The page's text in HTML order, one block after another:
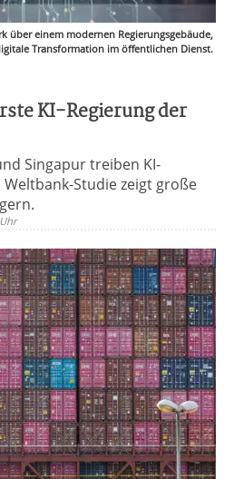
über einem modernen Regierungsgebäude,
Transformation im öffentlichen Dienst.
KI-Regierung der
Singapur treiben KI-
Studie zeigt große